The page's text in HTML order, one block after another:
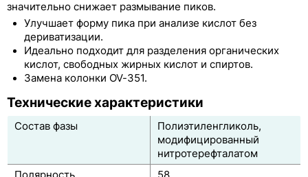
значительно снижает размывание пиков.
Улучшает форму пика при анализе кислот без
дериватизации.
Идеально подходит для разделения органических
кислот, свободных жирных кислот и спиртов.
Замена колонки OV-351.
Технические характеристики
Состав фазы
Полиэтиленгликоль,
модифицированный
нитротерефталатом
ZB-1ms
ZB-1HT Inferno
ZB-5
ZB-5MSi
ZB-5ms